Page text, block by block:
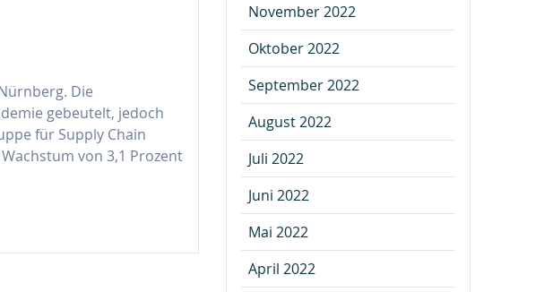
Nürnberg. Die
gebeutelt, jedoch
für Supply Chain
von 3,1 Prozent
November 2022
Oktober 2022
September 2022
August 2022
Juli 2022
Juni 2022
Mai 2022
April 2022